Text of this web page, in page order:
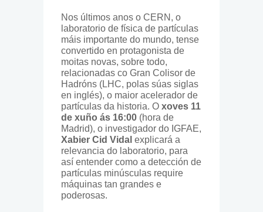
Nos últimos anos o CERN, o
laboratorio de física de partículas
máis importante do mundo, tense
convertido en protagonista de
moitas novas, sobre todo,
relacionadas co Gran Colisor de
Hadróns (LHC, polas súas siglas
en inglés), o maior acelerador de
partículas da historia. O xoves 11
de xuño ás 16:00 (hora de
Madrid), o investigador do IGFAE,
Xabier Cid Vidal explicará a
relevancia do laboratorio, para
así entender como a detección de
partículas minúsculas require
máquinas tan grandes e
poderosas.